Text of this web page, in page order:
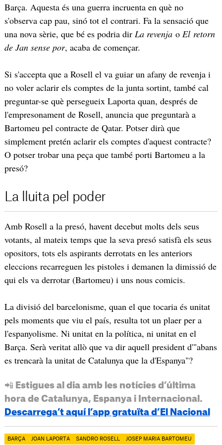
Barça. Aquesta és una guerra incruenta en què no
s'observa cap pau, sinó tot el contrari. Fa la sensació que
una nova sèrie, que bé es podria dir La revenjao El retorn
de Jan sense por, acaba de començar.
Si s'accepta que a Rosell el va guiar un afany de revenja i
no voler aclarir els comptes de la junta sortint, també cal
preguntar-se què persegueix Laporta quan, després de
l'empresonament de Rosell, anuncia que preguntarà a
Bartomeu pel contracte de Qatar. Potser dirà que
simplement pretén aclarir els comptes d'aquest contracte?
O potser trobar una peça que també porti Bartomeu a la
presó?
La lluita pel poder
Amb Rosell a la presó, havent decebut molts dels seus
votants, al mateix temps que la seva presó satisfà els seus
opositors, tots els aspirants derrotats en les anteriors
eleccions recarreguen les pistoles i demanen la dimissió de
qui els va derrotar (Bartomeu) i uns nous comicis.
La divisió del barcelonisme, quan el que tocaria és unitat
pels moments que viu el país, resulta tot un plaer per a
l'espanyolisme. Ni unitat en la política, ni unitat en el
Barça. Serà veritat allò que va dir aquell president d'"abans
es trencarà la unitat de Catalunya que la d'Espanya"?
📲 Estigues al dia amb les notícies d’última
hora de Catalunya, Espanya i Internacional.
Descarrega’t aquí l’app gratuïta d’El Nacional
BARÇA JOAN LAPORTA SANDRO ROSELL JOSEP MARIA BARTOMEU